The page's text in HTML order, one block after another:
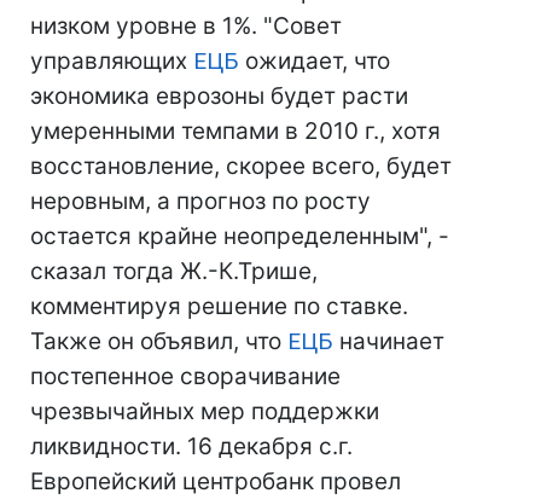
низком уровне в 1%. "Совет
управляющих ЕЦБ ожидает, что
экономика еврозоны будет расти
умеренными темпами в 2010 г., хотя
восстановление, скорее всего, будет
неровным, а прогноз по росту
остается крайне неопределенным", -
сказал тогда Ж.-К.Трише,
комментируя решение по ставке.
Также он объявил, что ЕЦБ начинает
постепенное сворачивание
чрезвычайных мер поддержки
ликвидности. 16 декабря с.г.
Европейский центробанк провел